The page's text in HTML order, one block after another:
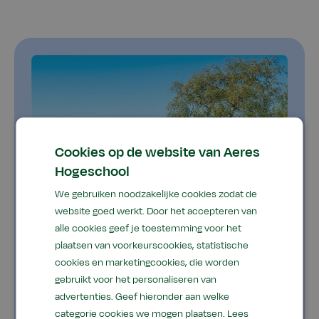
Cursus Natuurinclusief
Ondernemen
Cookies op de website van Aeres
Hogeschool
We gebruiken noodzakelijke cookies zodat de
website goed werkt. Door het accepteren van
alle cookies geef je toestemming voor het
plaatsen van voorkeurscookies, statistische
cookies en marketingcookies, die worden
gebruikt voor het personaliseren van
advertenties. Geef hieronder aan welke
categorie cookies we mogen plaatsen. Lees